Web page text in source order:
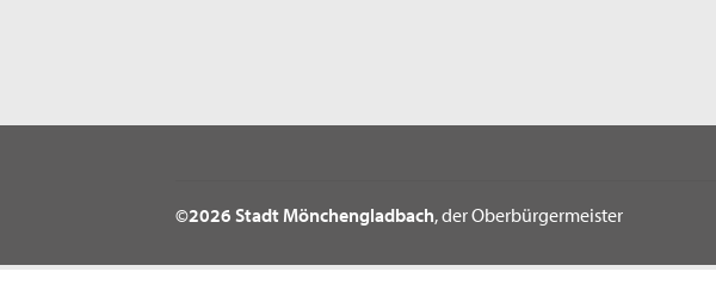
©2026 Stadt Mönchengladbach, der Oberbürgermeister